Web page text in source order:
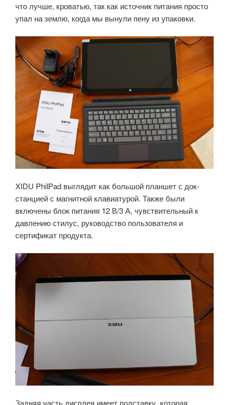
что лучше, кроватью, так как источник питания просто
упал на землю, когда мы вынули пену из упаковки.
XIDU PhilPad выглядит как большой планшет с док-
станцией с магнитной клавиатурой. Также были
включены блок питания 12 В/3 А, чувствительный к
давлению стилус, руководство пользователя и
сертификат продукта.
Задняя часть дисплея имеет подставку, которая